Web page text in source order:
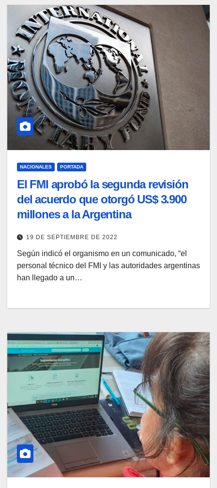
NACIONALES PORTADA
El FMI aprobó la segunda revisión
del acuerdo que otorgó US$ 3.900
millones a la Argentina
19 DE SEPTIEMBRE DE 2022
Según indicó el organismo en un comunicado, “el
personal técnico del FMI y las autoridades argentinas
han llegado a un…